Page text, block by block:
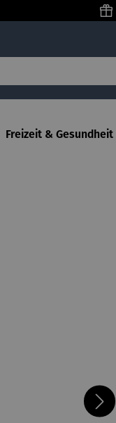
Freizeit & Gesundheit